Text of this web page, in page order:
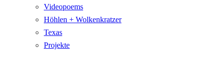
Videopoems
Höhlen + Wolkenkratzer
Texas
Projekte